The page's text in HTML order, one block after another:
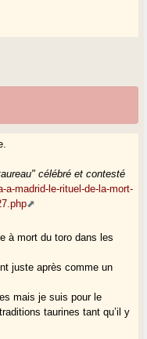
célébré et contesté
a-madrid-le-rituel-de-la-mort-
à mort du toro dans les
juste après comme un
mais je suis pour le
taurines tant qu’il y